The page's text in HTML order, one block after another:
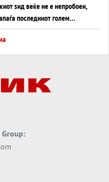
ѕид веќе не е непробоен,
последниот голем
Западот?
Сметководствените
ДОМИНО НА БЛИСКИОТ
Group: